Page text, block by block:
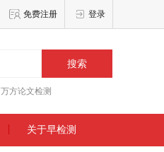
免费注册 登录
搜索
万方论文检测
关于早检测